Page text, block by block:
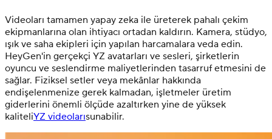
Videoları tamamen yapay zeka ile üreterek pahalı çekim
ekipmanlarına olan ihtiyacı ortadan kaldırın. Kamera, stüdyo,
ışık ve saha ekipleri için yapılan harcamalara veda edin.
HeyGen'in gerçekçi YZ avatarları ve sesleri, şirketlerin
oyuncu ve seslendirme maliyetlerinden tasarruf etmesini de
sağlar. Fiziksel setler veya mekânlar hakkında
endişelenmenize gerek kalmadan, işletmeler üretim
giderlerini önemli ölçüde azaltırken yine de yüksek
kaliteliYZ videolarısunabilir.